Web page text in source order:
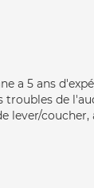
a 5 ans
de
lever/